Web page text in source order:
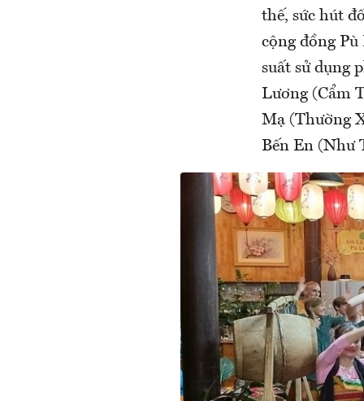
thế, sức hút
cộng đồng
suất sử dụng
Lương (Cẩm
Mạ (Thường
Bến En (Như